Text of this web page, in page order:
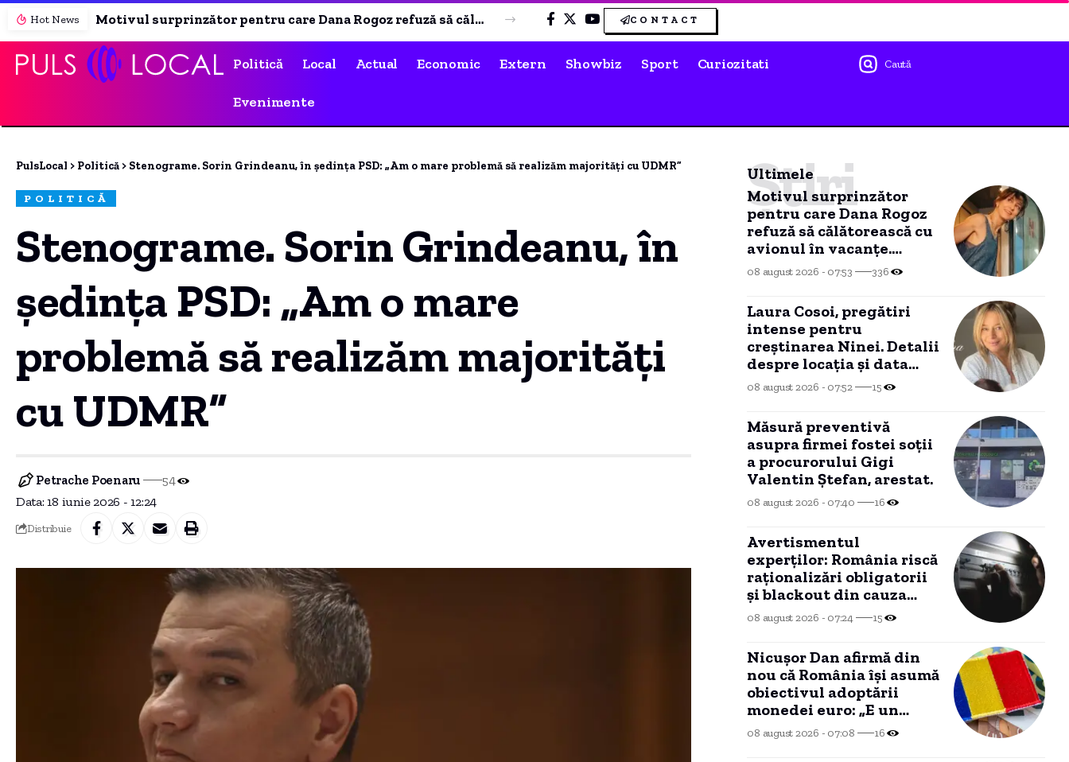
Hot News
Motivul surprinzător pentru care Dana Rogoz refuză să călătorească cu avionul în vacanțe. Activitățile copiilor ei în tren. Laura Cosoi, pregătiri intense pentru creștinarea Ninei. Detalii despre locația și data botezului CONTACT
Politică Local Actual Economic Extern Showbiz Sport Curiozitati
Evenimente
Caută
PulsLocal > Politică > Stenograme. Sorin Grindeanu, în ședința PSD: „Am o mare problemă să realizăm majorități cu UDMR”
POLITICĂ
Stenograme. Sorin Grindeanu, în
ședința PSD: „Am o mare
problemă să realizăm majorități
cu UDMR”
Data: 18 iunie 2026 - 12:24
Petrache Poenaru 54
Distribuie
Ultimele
Știri
Motivul surprinzător
pentru care Dana Rogoz
refuză să călătorească cu
avionul în vacanțe.
Activitățile copiilor ei în
tren.
08 august 2026 - 07:53 336
Laura Cosoi, pregătiri
intense pentru
creștinarea Ninei. Detalii
despre locația și data
botezului
08 august 2026 - 07:52 15
Măsură preventivă
asupra firmei fostei soții
a procurorului Gigi
Valentin Ștefan, arestat.
08 august 2026 - 07:40 16
Avertismentul
experților: România riscă
raționalizări obligatorii
și blackout din cauza
lipsei investițiilor. Apel
către ANRE
08 august 2026 - 07:24 15
Nicușor Dan afirmă din
nou că România își asumă
obiectivul adoptării
monedei euro: „E un
proces de durată care
trebuie prioritizat”
08 august 2026 - 07:08 16